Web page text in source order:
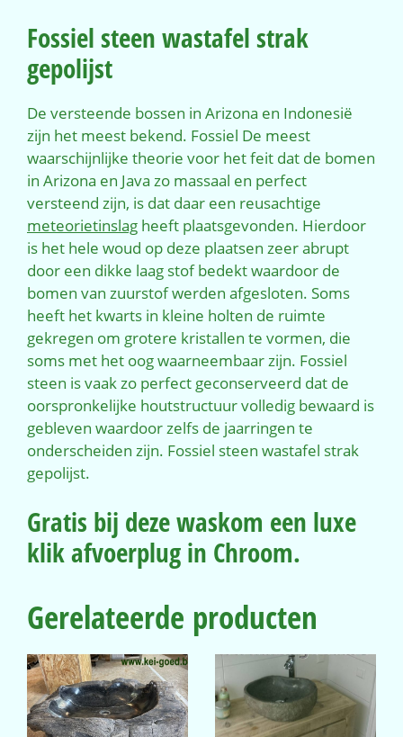
Fossiel steen wastafel strak
gepolijst
De versteende bossen in Arizona en Indonesië
zijn het meest bekend. Fossiel De meest
waarschijnlijke theorie voor het feit dat de bomen
in Arizona en Java zo massaal en perfect
versteend zijn, is dat daar een reusachtige
meteorietinslag heeft plaatsgevonden. Hierdoor
is het hele woud op deze plaatsen zeer abrupt
door een dikke laag stof bedekt waardoor de
bomen van zuurstof werden afgesloten. Soms
heeft het kwarts in kleine holten de ruimte
gekregen om grotere kristallen te vormen, die
soms met het oog waarneembaar zijn. Fossiel
steen is vaak zo perfect geconserveerd dat de
oorspronkelijke houtstructuur volledig bewaard is
gebleven waardoor zelfs de jaarringen te
onderscheiden zijn. Fossiel steen wastafel strak
gepolijst.
Gratis bij deze waskom een luxe
klik afvoerplug in Chroom.
Gerelateerde producten